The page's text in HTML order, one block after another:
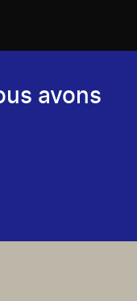
avons